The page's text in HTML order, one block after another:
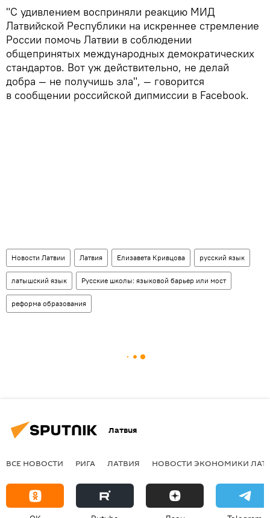
"С удивлением восприняли реакцию МИД
Латвийской Республики на искреннее стремление
России помочь Латвии в соблюдении
общепринятых международных демократических
стандартов. Вот уж действительно, не делай
добра — не получишь зла", — говорится
в сообщении российской дипмиссии в Facebook.
Новости Латвии Латвия Елизавета Кривцова русский язык
латышский язык Русские школы: языковой барьер или мост
реформа образования
Латвия
ВСЕ НОВОСТИ РИГА ЛАТВИЯ НОВОСТИ ЭКОНОМИКИ